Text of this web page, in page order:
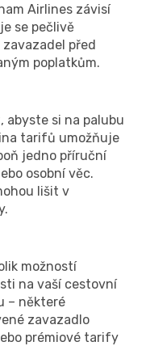
Airlines závisí
se pečlivě
před
poplatkům.
abyste si na palubu
tarifů umožňuje
jedno příruční
osobní věc.
lišit v
možností
na vaší cestovní
– některé
zavazadlo
prémiové tarify